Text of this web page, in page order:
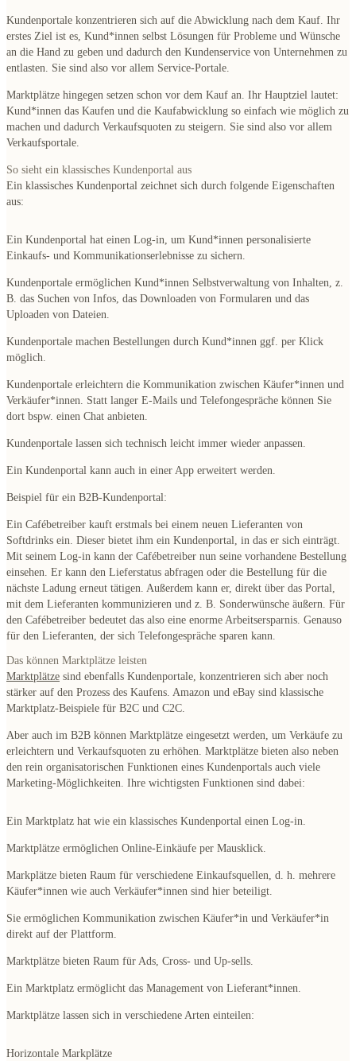
Kundenportale konzentrieren sich auf die Abwicklung nach dem Kauf. Ihr
erstes Ziel ist es, Kund*innen selbst Lösungen für Probleme und Wünsche
an die Hand zu geben und dadurch den Kundenservice von Unternehmen zu
entlasten. Sie sind also vor allem Service-Portale
Marktplätze hingegen setzen schon vor dem Kauf an. Ihr Hauptziel lautet:
Kund*innen das Kaufen und die Kaufabwicklung so einfach wie möglich zu
machen und dadurch Verkaufsquoten zu steigern. Sie sind also vor allem
Verkaufsportale
So sieht ein klassisches Kundenportal aus
Ein klassisches Kundenportal zeichnet sich durch folgende Eigenschaften
aus:
Ein Kundenportal hat einen Log-in , um Kund*innen personalisierte
Einkaufs- und Kommunikationserlebnisse zu sichern.
Kundenportale ermöglichen Kund*innen Selbstverwaltung von Inhalten , z.
B. das Suchen von Infos, das Downloaden von Formularen und das
Uploaden von Dateien.
Kundenportale machen Bestellungen durch Kund*innen ggf. per Klick
möglich.
Kundenportale erleichtern die Kommunikation zwischen Käufer*innen und
Verkäufer*innen . Statt langer E-Mails und Telefongespräche können Sie
dort bspw. einen Chat anbieten.
Kundenportale lassen sich technisch leicht immer wieder anpassen
Ein Kundenportal kann auch in einer App erweitert werden.
Beispiel für ein B2B-Kundenportal:
Ein Cafébetreiber kauft erstmals bei einem neuen Lieferanten von
Softdrinks ein. Dieser bietet ihm ein Kundenportal, in das er sich einträgt.
Mit seinem Log-in kann der Cafébetreiber nun seine vorhandene Bestellung
einsehen . Er kann den Lieferstatus abfragen oder die Bestellung für die
nächste Ladung erneut tätigen . Außerdem kann er, direkt über das Portal,
mit dem Lieferanten kommunizieren und z. B. Sonderwünsche äußern. Für
den Cafébetreiber bedeutet das also eine enorme Arbeitsersparnis. Genauso
für den Lieferanten, der sich Telefongespräche sparen kann.
Das können Marktplätze leisten
Marktplätze sind ebenfalls Kundenportale, konzentrieren sich aber noch
stärker auf den Prozess des Kaufens. Amazon und eBay sind klassische
Marktplatz-Beispiele für B2C und C2C.
Aber auch im B2B können Marktplätze eingesetzt werden, um Verkäufe zu
erleichtern und Verkaufsquoten zu erhöhen. Marktplätze bieten also neben
den rein organisatorischen Funktionen eines Kundenportals auch viele
Marketing-Möglichkeiten. Ihre wichtigsten Funktionen sind dabei:
Ein Marktplatz hat wie ein klassisches Kundenportal einen Log-in.
Marktplätze ermöglichen Online-Einkäufe per Mausklick.
Markplätze bieten Raum für verschiedene Einkaufsquellen, d. h. mehrere
Käufer*innen wie auch Verkäufer*innen sind hier beteiligt.
Sie ermöglichen Kommunikation zwischen Käufer*in und Verkäufer*in
direkt auf der Plattform.
Marktplätze bieten Raum für Ads, Cross- und Up-sells.
Ein Marktplatz ermöglicht das Management von Lieferant*innen.
Marktplätze lassen sich in verschiedene Arten einteilen:
Horizontale Markplätze